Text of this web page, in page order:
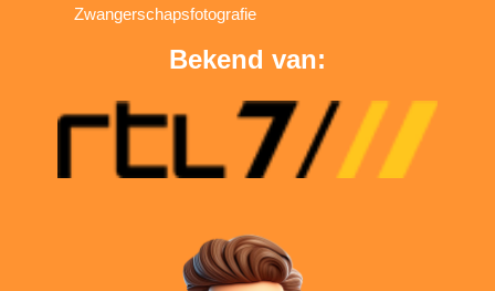
Zwangerschapsfotografie
Bekend van: